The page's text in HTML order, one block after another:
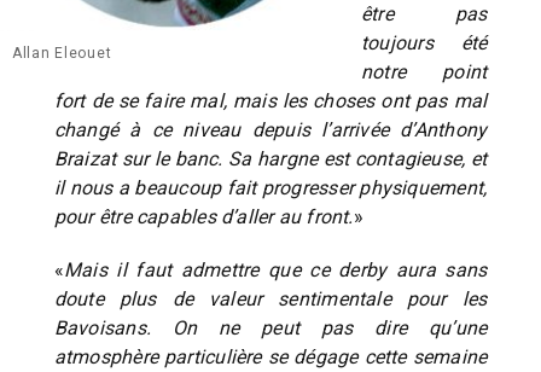
Allan Eleouet
être pas
toujours été
notre point
fort de se faire mal, mais les choses ont pas mal
changé à ce niveau depuis l’arrivée d’Anthony
Braizat sur le banc. Sa hargne est contagieuse, et
il nous a beaucoup fait progresser physiquement,
pour être capables d’aller au front.»
«Mais il faut admettre que ce derby aura sans
doute plus de valeur sentimentale pour les
Bavoisans. On ne peut pas dire qu’une
atmosphère particulière se dégage cette semaine